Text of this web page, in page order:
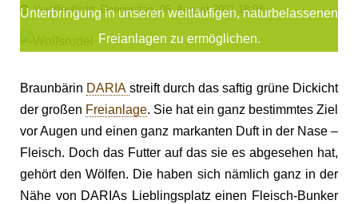
Veröffentlicht: Donnerstag, 05. August 2021 18:04
Unterbringung in unseren weitläufigen, naturbelassenen
Freianlagen zu ermöglichen.
Braunbärin DARIA streift durch das saftig grüne Dickicht
der großen Freianlage. Sie hat ein ganz bestimmtes Ziel
vor Augen und einen ganz markanten Duft in der Nase –
Fleisch. Doch das Futter auf das sie es abgesehen hat,
gehört den Wölfen. Die haben sich nämlich ganz in der
Nähe von DARIAs Lieblingsplatz einen Fleisch-Bunker